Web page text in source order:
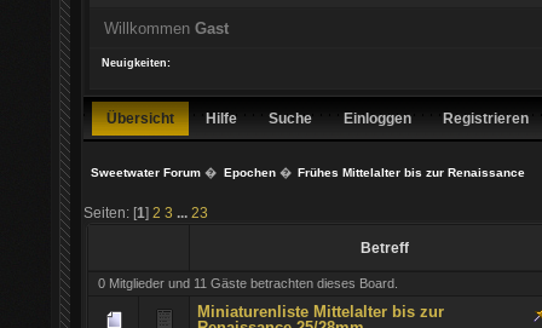
Willkommen Gast
Neuigkeiten:
Übersicht Hilfe Suche Einloggen Registrieren
Sweetwater Forum � Epochen� Frühes Mittelalter bis zur Renaissance
Seiten: [1] 2 3 23
Betreff
0 Mitglieder und 11 Gäste betrachten dieses Board.
Miniaturenliste Mittelalter bis zur